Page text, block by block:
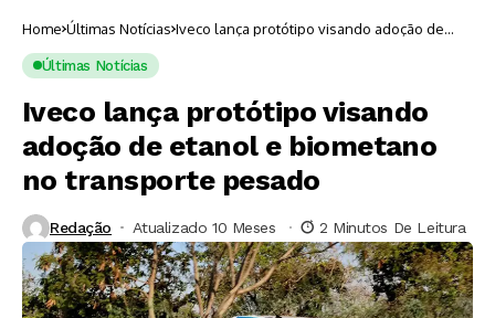
Home Últimas Notícias Iveco lança protótipo visando adoção de
etanol e biometano no transporte pesado
Últimas Notícias
Iveco lança protótipo visando
adoção de etanol e biometano
no transporte pesado
Redação Atualizado 10 Meses ⁮ 2 Minutos De Leitura